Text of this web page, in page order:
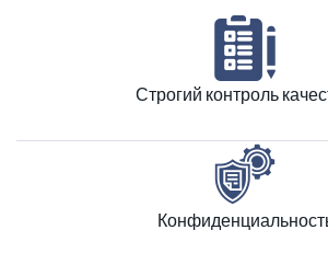
Строгий контроль